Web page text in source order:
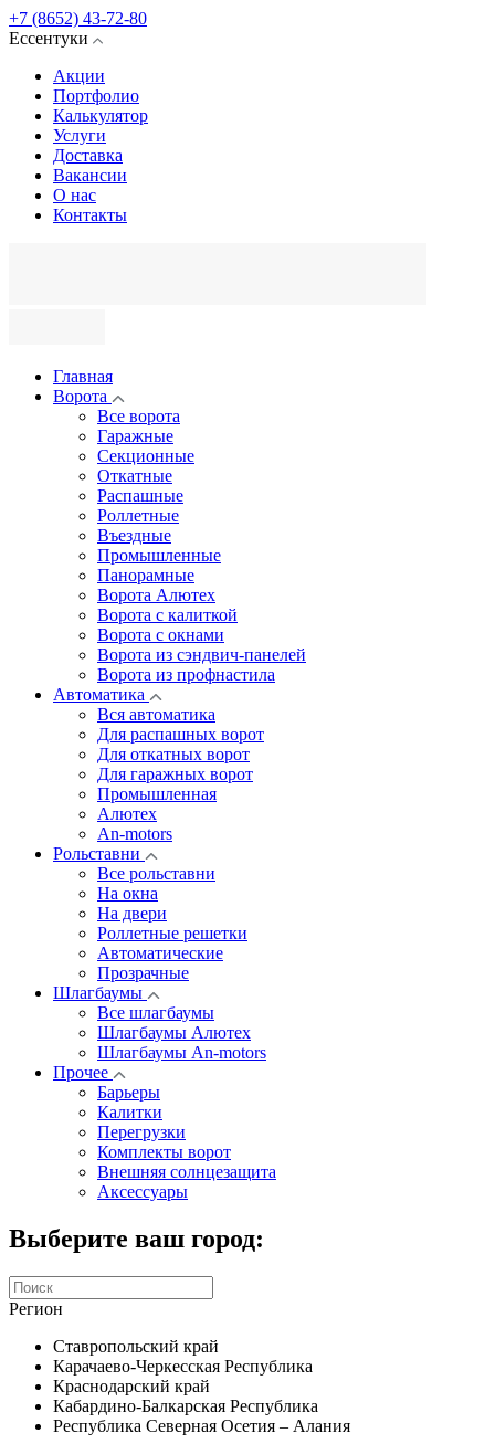
+7 (8652) 43-72-80
Ессентуки
Акции
Портфолио
Калькулятор
Услуги
Доставка
Вакансии
О нас
Контакты
Главная
Ворота
Все ворота
Гаражные
Секционные
Откатные
Распашные
Роллетные
Въездные
Промышленные
Панорамные
Ворота Алютех
Ворота с калиткой
Ворота c окнами
Ворота из сэндвич-панелей
Ворота из профнастила
Автоматика
Вся автоматика
Для распашных ворот
Для откатных ворот
Для гаражных ворот
Промышленная
Алютех
An-motors
Рольставни
Все рольставни
На окна
На двери
Роллетные решетки
Автоматические
Прозрачные
Шлагбаумы
Все шлагбаумы
Шлагбаумы Алютех
Шлагбаумы An-motors
Прочее
Барьеры
Калитки
Перегрузки
Комплекты ворот
Внешняя солнцезащита
Аксессуары
Выберите ваш город:
Регион
Ставропольский край
Карачаево-Черкесская Республика
Краснодарский край
Кабардино-Балкарская Республика
Республика Северная Осетия – Алания